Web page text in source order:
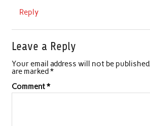
Reply
Leave a Reply
Your email address will not be published.
are marked*
Comment*